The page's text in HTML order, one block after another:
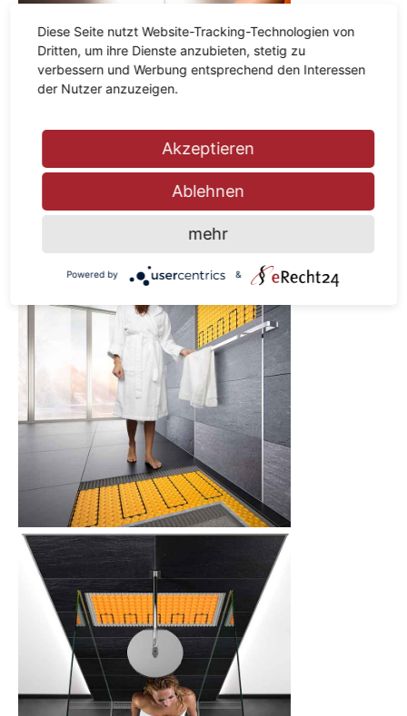
Diese Seite nutzt Website-Tracking-Technologien von
Dritten, um ihre Dienste anzubieten, stetig zu
verbessern und Werbung entsprechend den Interessen
der Nutzer anzuzeigen.
Akzeptieren
Ablehnen
mehr
Powered by &